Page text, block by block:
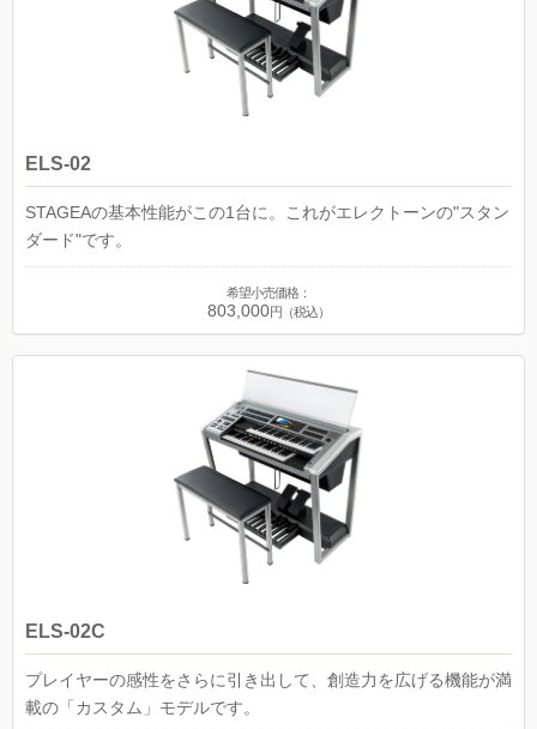
ELS-02
STAGEAの基本性能がこの1台に。これがエレクトーンの"スタン
ダード"です。
希望小売価格：
803,000円（税込）
ELS-02C
プレイヤーの感性をさらに引き出して、創造力を広げる機能が満
載の「カスタム」モデルです。